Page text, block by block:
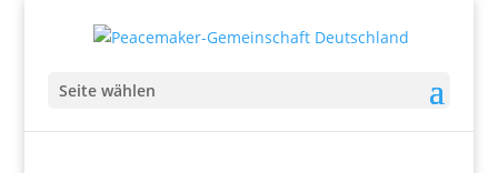
Seite wählen